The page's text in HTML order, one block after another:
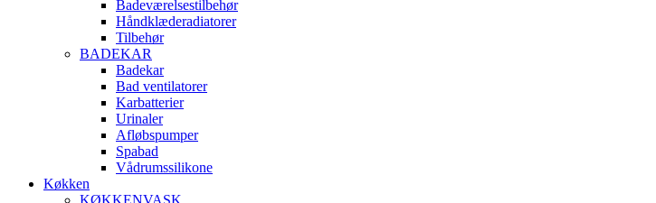
Badeværelsestilbehør
Håndklæderadiatorer
Tilbehør
BADEKAR
Badekar
Bad ventilatorer
Karbatterier
Urinaler
Afløbspumper
Spabad
Vådrumssilikone
Køkken
KØKKENVASK